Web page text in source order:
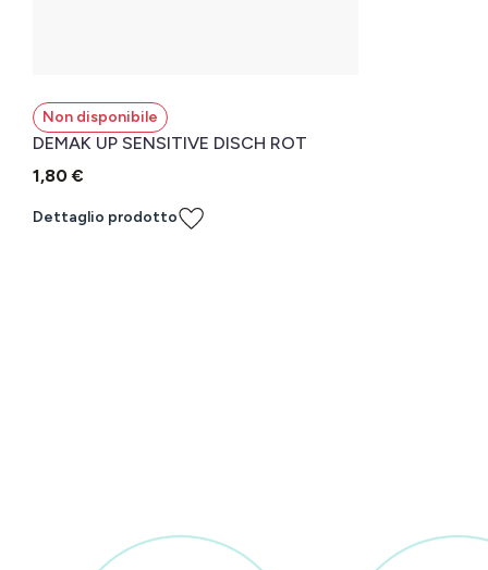
Non disponibile
DEMAK UP SENSITIVE DISCH ROT
1,80 €
Dettaglio prodotto